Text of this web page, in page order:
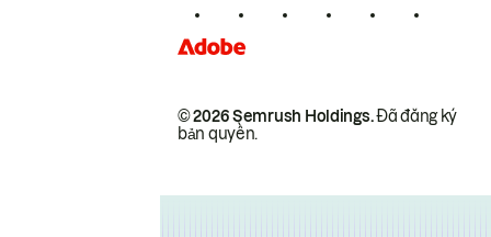
© 2026 Semrush Holdings.Đã đăng ký
bản quyền.